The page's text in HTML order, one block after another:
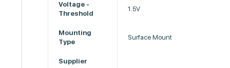
Voltage -
Threshold
1.5V
Mounting
Type
Surface Mount
Supplier